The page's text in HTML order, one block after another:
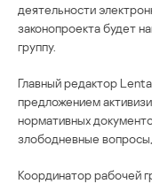
деятельности
законопроекта будет
группу.
Главный редактор
предложением
нормативных
злободневные
Координатор рабочей